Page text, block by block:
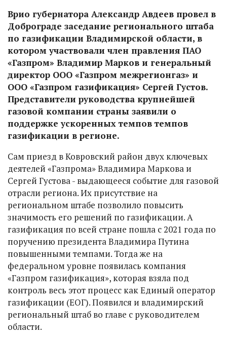
Врио губернатора Александр Авдеев провел в
Доброграде заседание регионального штаба
по газификации Владимирской области, в
котором участвовали член правления ПАО
«Газпром» Владимир Марков и генеральный
директор ООО «Газпром межрегионгаз» и
ООО «Газпром газификация» Сергей Густов.
Представители руководства крупнейшей
газовой компании страны заявили о
поддержке ускоренных темпов темпов
газификации в регионе.
Сам приезд в Ковровский район двух ключевых
деятелей «Газпрома» Владимира Маркова и
Сергей Густова - выдающееся событие для газовой
отрасли региона. Их присутствие на
региональном штабе позволило повысить
значимость его решений по газификации. А
газификация по всей стране пошла с 2021 года по
поручению президента Владимира Путина
повышенными темпами. Тогда же на
федеральном уровне появилась компания
«Газпром газификация», которая взяла под
контроль весь этот процесс как Единый оператор
газификации (ЕОГ). Появился и владимирский
региональный штаб во главе с руководителем
области.